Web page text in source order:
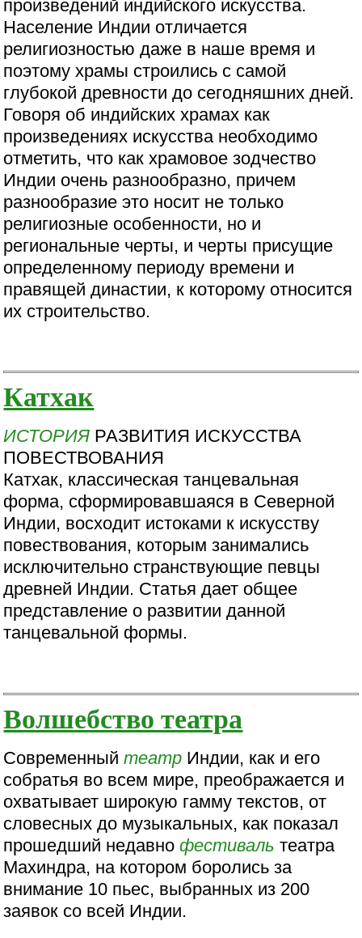
произведений индийского искусства.
Население Индии отличается
религиозностью даже в наше время и
поэтому храмы строились с самой
глубокой древности до сегодняшних дней.
Говоря об индийских храмах как
произведениях искусства необходимо
отметить, что как храмовое зодчество
Индии очень разнообразно, причем
разнообразие это носит не только
религиозные особенности, но и
региональные черты, и черты присущие
определенному периоду времени и
правящей династии, к которому относится
их строительство.
Катхак
ИСТОРИЯ РАЗВИТИЯ ИСКУССТВА
ПОВЕСТВОВАНИЯ
Катхак, классическая танцевальная
форма, сформировавшаяся в Северной
Индии, восходит истоками к искусству
повествования, которым занимались
исключительно странствующие певцы
древней Индии. Статья дает общее
представление о развитии данной
танцевальной формы.
Волшебство театра
Современныйтеатр Индии, как и его
собратья во всем мире, преображается и
охватывает широкую гамму текстов, от
словесных до музыкальных, как показал
прошедший недавнофестиваль театра
Махиндра, на котором боролись за
внимание 10 пьес, выбранных из 200
заявок со всей Индии.